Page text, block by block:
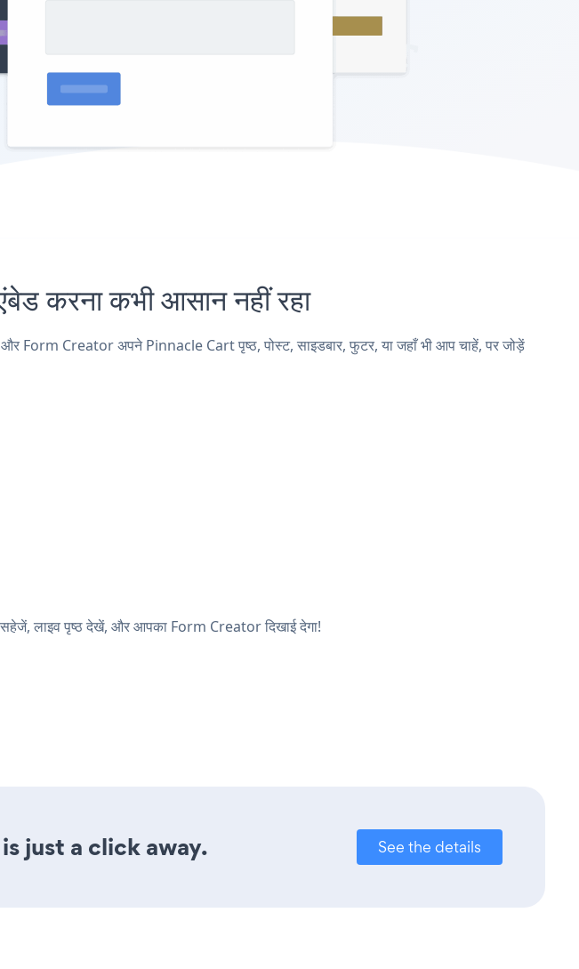
कभी आसान नहीं रहा
Form Creator अपने Pinnacle Cart पृष्ठ, पोस्ट, साइडबार, फुटर, या जहाँ भी आप चाहें, पर जोड़ें
लाइव पृष्ठ देखें, और आपका Form Creator दिखाई देगा!
just a click away. See the details